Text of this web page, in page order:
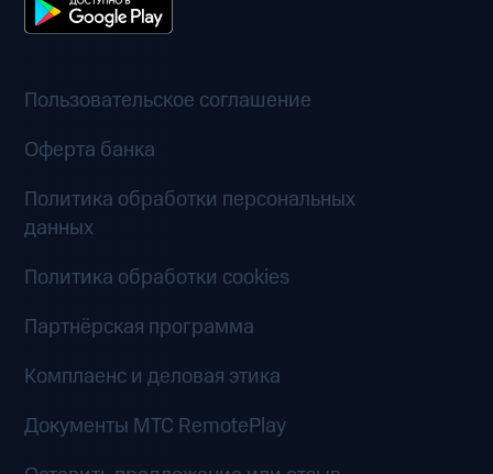
Пользовательское соглашение
Оферта банка
Политика обработки персональных
данных
Политика обработки cookies
Партнёрская программа
Комплаенс и деловая этика
Документы MTC RemotePlay